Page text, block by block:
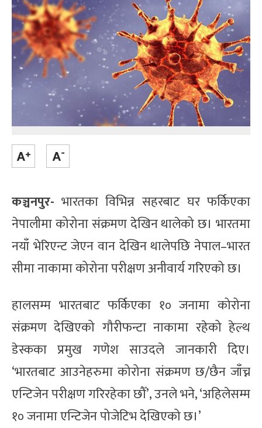
कञ्चनपुर- भारतका विभिन्न सहरबाट घर फर्किएका
नेपालीमा कोरोना संक्रमण देखिन थालेको छ। भारतमा
नयाँ भेरिएन्ट जेएन वान देखिन थालेपछि नेपाल–भारत
सीमा नाकामा कोरोना परीक्षण अनीवार्य गरिएको छ।
हालसम्म भारतबाट फर्किएका १० जनामा कोरोना
संक्रमण देखिएको गौरीफन्टा नाकामा रहेको हेल्थ
डेस्कका प्रमुख गणेश साउदले जानकारी दिए।
‘भारतबाट आउनेहरुमा कोरोना संक्रमण छ/छैन जाँच्न
एन्टिजेन परीक्षण गरिरहेका छौँ’, उनले भने, ‘अहिलेसम्म
१० जनामा एन्टिजेन पोजेटिभ देखिएको छ।’